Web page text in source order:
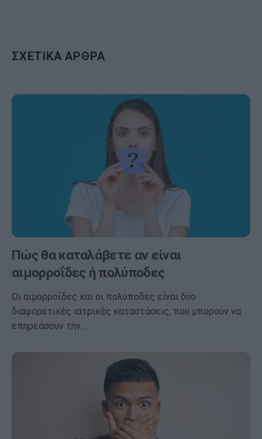
ΣΧΕΤΙΚΑ ΑΡΘΡΑ
Πώς θα καταλάβετε αν είναι
αιμορροΐδες ή πολύποδες
Οι αιμορροΐδες και οι πολύποδες είναι δύο
διαφορετικές ιατρικές καταστάσεις, που μπορούν να
επηρεάσουν την…